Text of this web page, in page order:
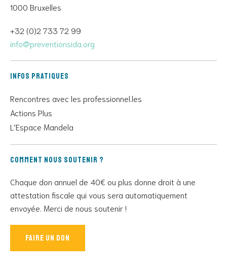
1000 Bruxelles
+32 (0)2 733 72 99
info@preventionsida.org
Infos pratiques
Rencontres avec les professionnel.les
Actions Plus
L’Espace Mandela
Comment nous soutenir ?
Chaque don annuel de 40€ ou plus donne droit à une
attestation fiscale qui vous sera automatiquement
envoyée. Merci de nous soutenir !
Faire un don